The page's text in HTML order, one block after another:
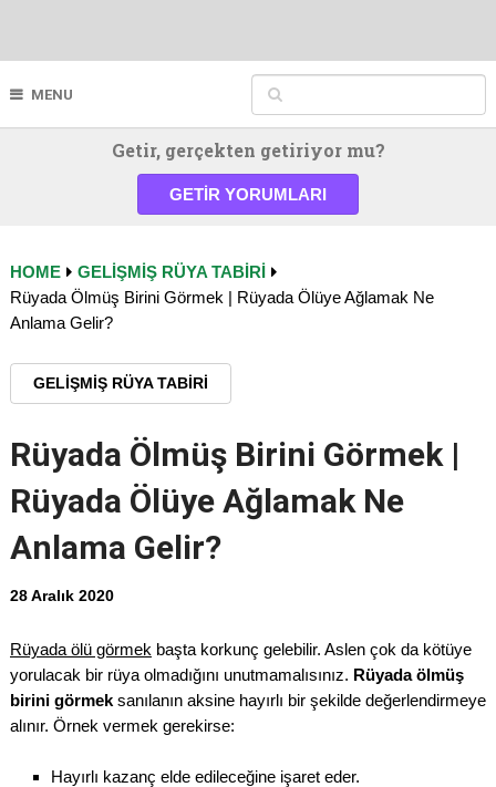
MENU
Getir, gerçekten getiriyor mu?
GETIR YORUMLARI
HOME
GELIŞMIŞ RÜYA TABIRI
Rüyada Ölmüş Birini Görmek | Rüyada Ölüye Ağlamak Ne
Anlama Gelir?
GELIŞMIŞ RÜYA TABIRI
Rüyada Ölmüş Birini Görmek |
Rüyada Ölüye Ağlamak Ne
Anlama Gelir?
28 Aralık 2020
Rüyada ölü görmek başta korkunç gelebilir. Aslen çok da kötüye
yorulacak bir rüya olmadığını unutmamalısınız. Rüyada ölmüş
birini görmek sanılanın aksine hayırlı bir şekilde değerlendirmeye
alınır. Örnek vermek gerekirse:
Hayırlı kazanç elde edileceğine işaret eder.